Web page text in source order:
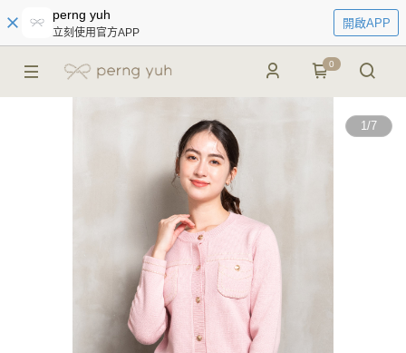
perng yuh
立刻使用官方APP
開啟APP
0
1/7